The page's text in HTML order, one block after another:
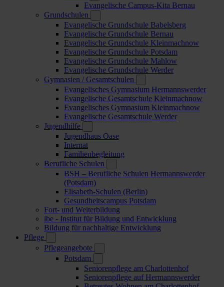
Evangelische Campus-Kita Bernau
Grundschulen
Evangelische Grundschule Babelsberg
Evangelische Grundschule Bernau
Evangelische Grundschule Kleinmachnow
Evangelische Grundschule Potsdam
Evangelische Grundschule Mahlow
Evangelische Grundschule Werder
Gymnasien / Gesamtschulen
Evangelisches Gymnasium Hermannswerder
Evangelische Gesamtschule Kleinmachnow
Evangelisches Gymnasium Kleinmachnow
Evangelische Gesamtschule Werder
Jugendhilfe
Jugendhaus Oase
Internat
Familienbegleitung
Berufliche Schulen
BSH – Berufliche Schulen Hermannswerder
(Potsdam)
Elisabeth-Schulen (Berlin)
Gesundheitscampus Potsdam
Fort- und Weiterbildung
ibe - Institut für Bildung und Entwicklung
Bildung für nachhaltige Entwicklung
Pflege
Pflegeangebote
Potsdam
Seniorenpflege am Charlottenhof
Seniorenpflege auf Hermannswerder